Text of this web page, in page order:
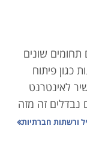
תחומים שונים
כגון פיתוח
לאינטרנט
נבדלים זה מזה
העבודה והשכר.
ורשתות חברתיות